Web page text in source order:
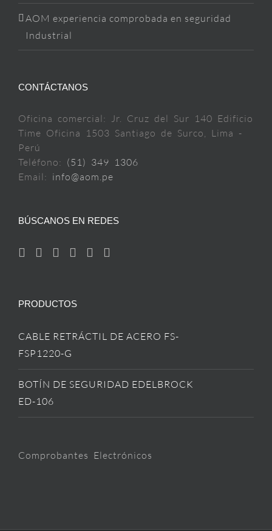
AOM experiencia comprobada en seguridad
Industrial
CONTÁCTANOS
Oficina comercial: Jr. Cruz del Sur 140 Edificio
Time Oficina 1503 Santiago de Surco, Lima -
Perú
Teléfono: (51) 349 1306
Email: info@aom.pe
BÚSCANOS EN REDES
PRODUCTOS
CABLE RETRÁCTIL DE ACERO FS-
FSP1220-G
BOTÍN DE SEGURIDAD EDELBROCK
ED-106
Comprobantes Electrónicos